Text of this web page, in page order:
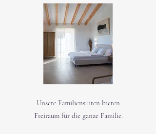
Unsere Familiensuiten bieten
Freiraum für die ganze Familie.